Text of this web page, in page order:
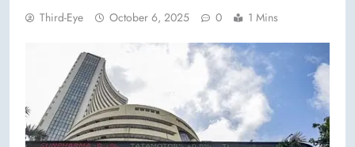
Third-Eye October 6, 2025 0 1 Mins